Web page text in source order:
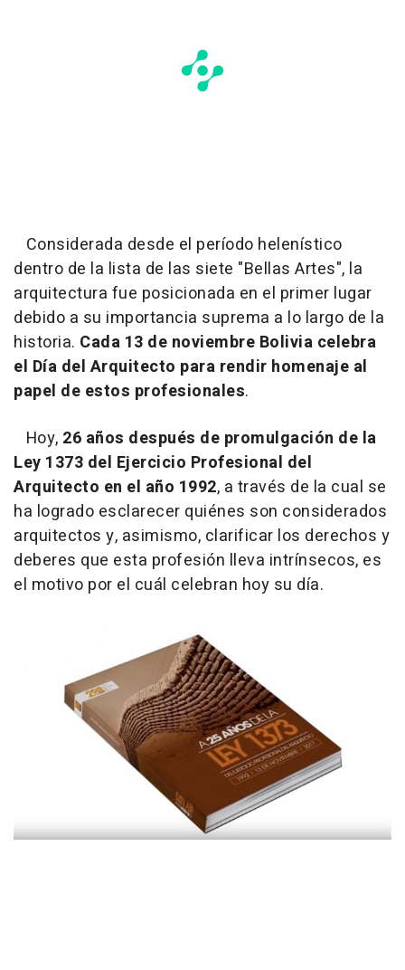
Considerada desde el período helenístico
dentro de la lista de las siete "Bellas Artes", la
arquitectura fue posicionada en el primer lugar
debido a su importancia suprema a lo largo de la
historia. Cada 13 de noviembre Bolivia celebra
el Día del Arquitecto para rendir homenaje al
papel de estos profesionales.
Hoy, 26 años después de promulgación de la
Ley 1373 del Ejercicio Profesional del
Arquitecto en el año 1992, a través de la cual se
ha logrado esclarecer quiénes son considerados
arquitectos y, asimismo, clarificar los derechos y
deberes que esta profesión lleva intrínsecos, es
el motivo por el cuál celebran hoy su día.